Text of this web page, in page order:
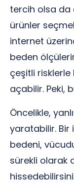
tercih olsa da
ürünler
internet
beden
çeşitli risklerle
açabilir. Peki,
Öncelikle,
yaratabilir. Bir
bedeni,
sürekli olarak